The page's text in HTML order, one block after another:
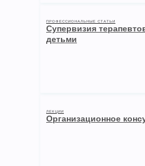
ПРОФЕССИОНАЛЬНЫЕ СТАТЬИ
Супервизия
детьми
ЛЕКЦИИ
Организационное